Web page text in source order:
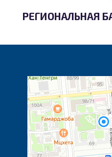
РЕГИОНАЛЬНАЯ